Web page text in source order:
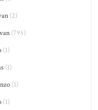
(2)
(795)
(1)
(1)
(1)
(1)